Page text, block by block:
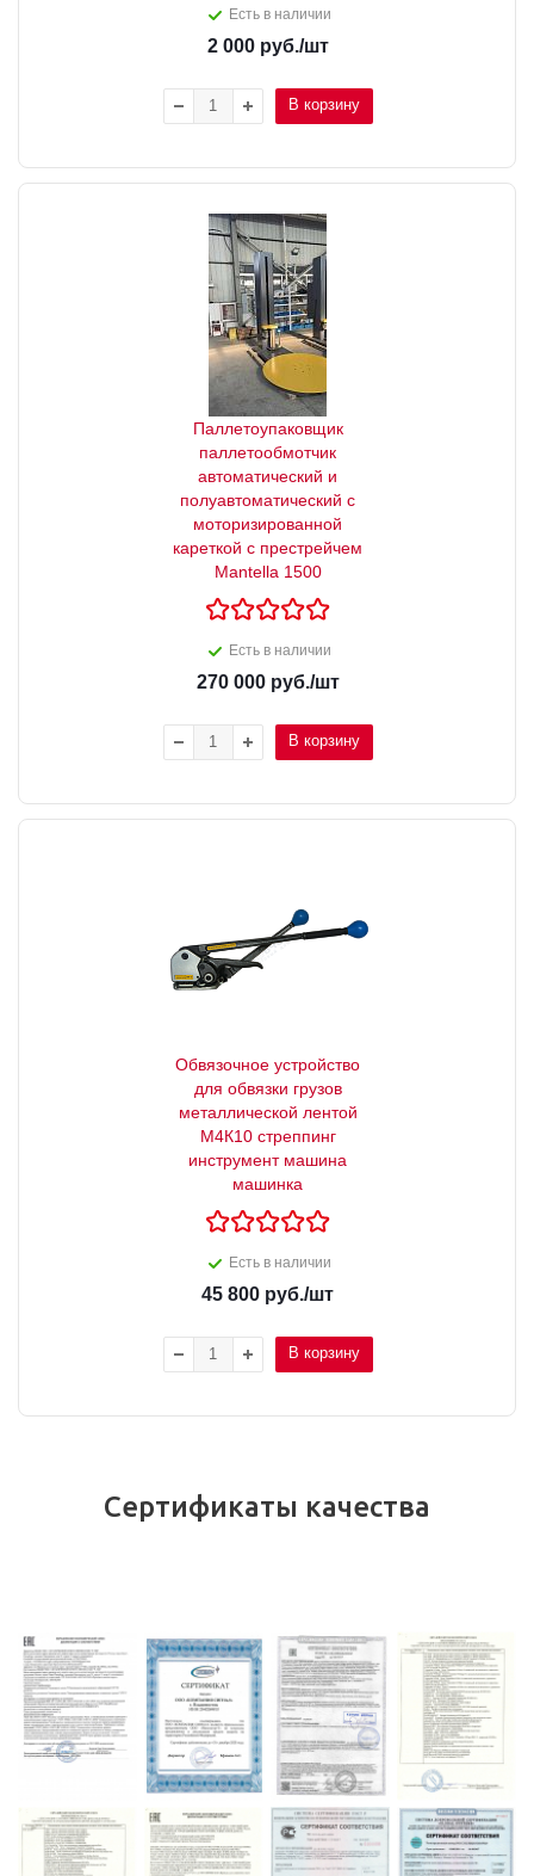
Есть в наличии
2 000руб./шт
В корзину
Паллетоупаковщик
паллетообмотчик
автоматический и
полуавтоматический с
моторизированной
кареткой с престрейчем
Mantella 1500
Есть в наличии
270 000руб./шт
В корзину
Обвязочное устройство
для обвязки грузов
металлической лентой
М4К10 стреппинг
инструмент машина
машинка
Есть в наличии
45 800 руб./шт
В корзину
Сертификаты качества